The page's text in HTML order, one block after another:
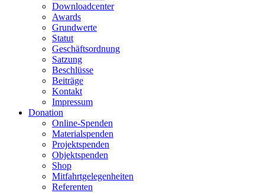
Downloadcenter
Awards
Grundwerte
Statut
Geschäftsordnung
Satzung
Beschlüsse
Beiträge
Kontakt
Impressum
Donation
Online-Spenden
Materialspenden
Projektspenden
Objektspenden
Shop
Mitfahrtgelegenheiten
Referenten